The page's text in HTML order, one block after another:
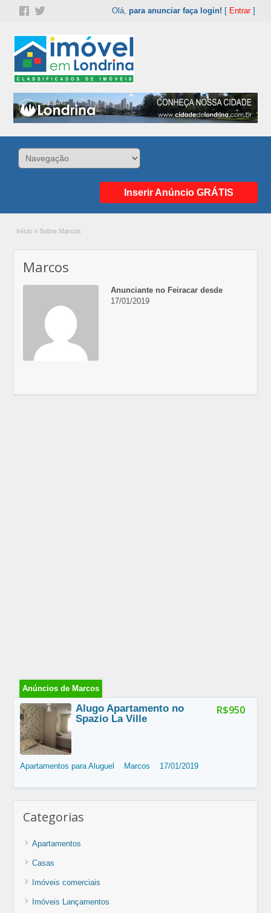
Olá, para anunciar faça login! [ Entrar]
Inserir Anúncio GRÁTIS
Início » Sobre Marcos
Marcos
Anunciante no Feiracar desde
17/01/2019
Anúncios de Marcos
R$950
Alugo Apartamento no
Spazio La Ville
Apartamentos para Aluguel Marcos 17/01/2019
Categorias
Apartamentos
Casas
Imóveis comerciais
Imóveis Lançamentos